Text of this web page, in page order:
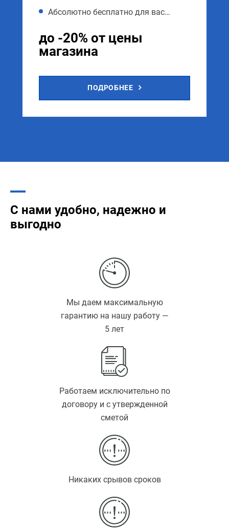
Абсолютно бесплатно для вас…
до -20% от цены
магазина
ПОДРОБНЕЕ
С нами удобно, надежно и
выгодно
Мы даем максимальную
гарантию на нашу работу —
5 лет
Работаем исключительно по
договору и с утвержденной
сметой
Никаких срывов сроков